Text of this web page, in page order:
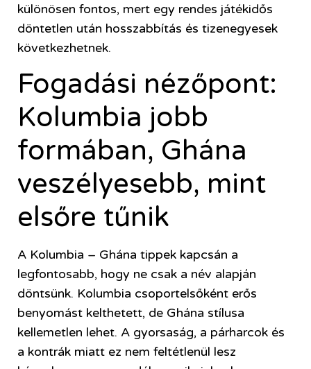
különösen fontos, mert egy rendes játékidős
döntetlen után hosszabbítás és tizenegyesek
következhetnek.
Fogadási nézőpont:
Kolumbia jobb
formában, Ghána
veszélyesebb, mint
elsőre tűnik
A Kolumbia – Ghána tippek kapcsán a
legfontosabb, hogy ne csak a név alapján
döntsünk. Kolumbia csoportelsőként erős
benyomást kelthetett, de Ghána stílusa
kellemetlen lehet. A gyorsaság, a párharcok és
a kontrák miatt ez nem feltétlenül lesz